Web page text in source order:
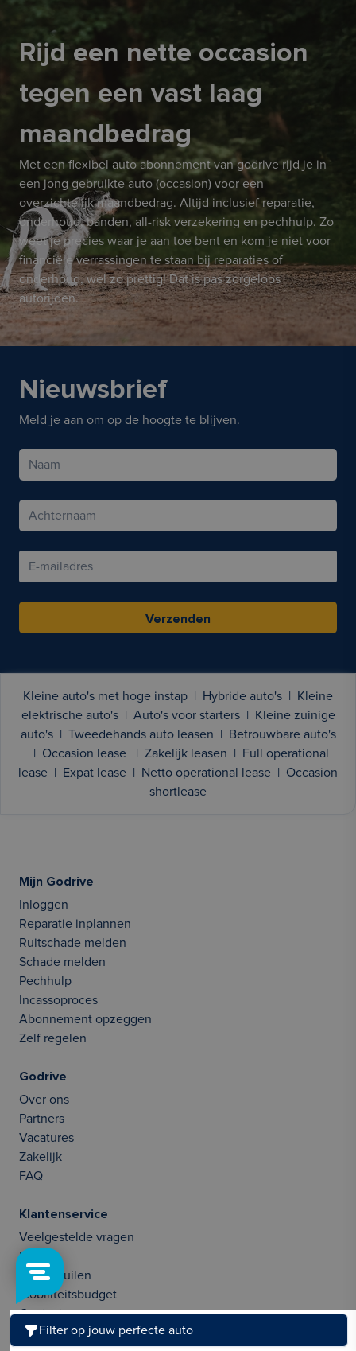
Filter op jouw perfecte auto
Rijd een nette occasion
tegen een vast laag
maandbedrag
Met een flexibel auto abonnement van godrive rijd je in
een jong gebruikte auto (occasion) voor een
overzichtelijk maandbedrag. Altijd inclusief reparatie,
onderhoud, banden, all-risk verzekering en pechhulp. Zo
weet je precies waar je aan toe bent en kom je niet voor
financiële verrassingen te staan bij reparaties of
onderhoud, wel zo prettig! Dat is pas zorgeloos
autorijden.
Nieuwsbrief
Meld je aan om op de hoogte te blijven.
Verzenden
Kleine auto's met hoge instap Hybride auto's
Kleine
elektrische auto's
Auto's voor starters
Kleine zuinige
auto's
Tweedehands auto leasen
Betrouwbare auto's
Occasion lease Zakelijk leasen
Full operational
lease
Expat lease Netto operational lease
Occasion
shortlease
Mijn Godrive
Inloggen
Reparatie inplannen
Ruitschade melden
Schade melden
Pechhulp
Incassoproces
Abonnement opzeggen
Zelf regelen
Godrive
Over ons
Partners
Vacatures
Zakelijk
FAQ
Klantenservice
Veelgestelde vragen
Blog
Auto inruilen
Mobiliteitsbudget
Contact opnemen